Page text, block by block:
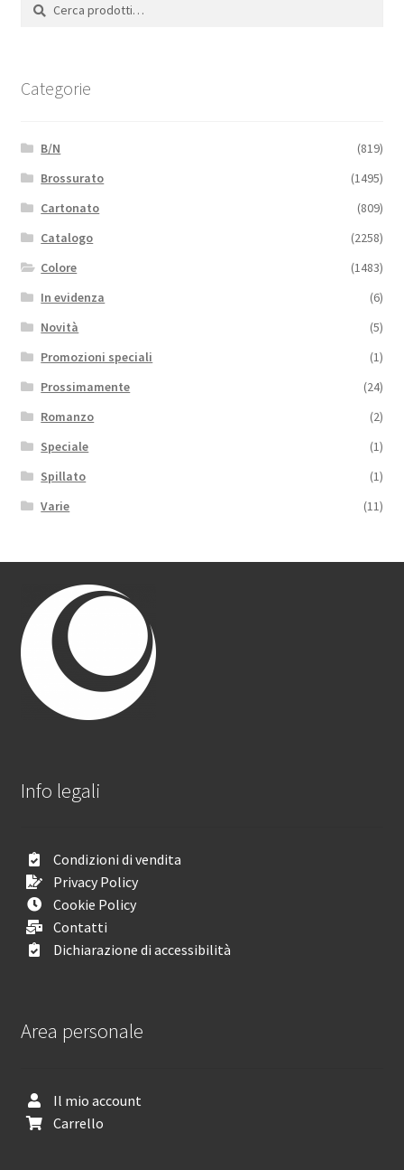
Categorie
B/N
(819)
Brossurato
(1495)
Cartonato
(809)
Catalogo
(2258)
Colore
(1483)
In evidenza
(6)
Novità
(5)
Promozioni speciali
(1)
Prossimamente
(24)
Romanzo
(2)
Speciale
(1)
Spillato
(1)
Varie
(11)
Info legali
Condizioni di vendita
Privacy Policy
Cookie Policy
Contatti
Dichiarazione di accessibilità
Area personale
Il mio account
Carrello